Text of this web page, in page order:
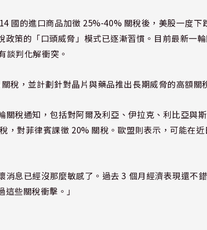
國的進口商品加徵 25%-40% 關稅後，美股一度下
策的「口頭威脅」模式已逐漸習慣。目前最新一
談判化解衝突。
稅，並計劃針對晶片與藥品推出長期威脅的高額關
關稅通知，包括對阿爾及利亞、伊拉克、利比亞與
，對菲律賓課徵 20% 關稅。歐盟則表示，可能在
消息已經沒那麼敏感了。過去 3 個月經濟表現還不
些關稅衝擊。」